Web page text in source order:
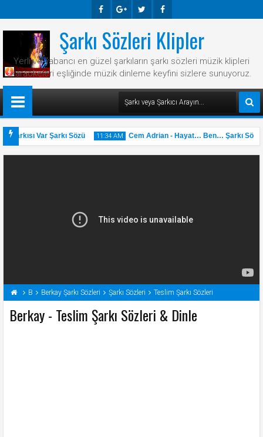
Ook E-
Plus
R Ook
Şarkı Sözleri Klipler
Yerli ve yabancı en güzel şarkıların şarkı sözleri müzik klipleri
karaokeleri eşliğinde müzik dinleme keyfini sizlere sunuyoruz.
Var Şarkı Sözü 11:34 AM
31 May
2025
Cem Adrian - Hayat… Ben… Şarkı Sözü
B Berkay Şarkı Sözleri Şarkı Sözleri Teslim Şarkı Sözleri
Berkay - Teslim Şarkı Sözleri & Dinle